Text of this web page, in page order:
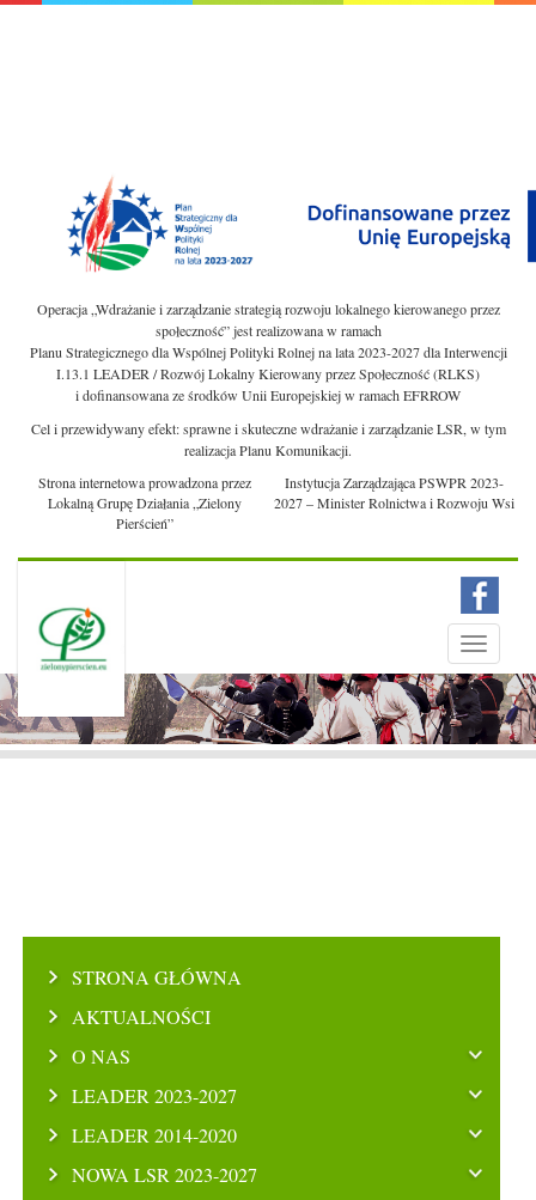
Operacja „Wdrażanie i zarządzanie strategią rozwoju lokalnego kierowanego przez
społeczność” jest realizowana w ramach
Planu Strategicznego dla Wspólnej Polityki Rolnej na lata 2023-2027 dla Interwencji
I.13.1 LEADER / Rozwój Lokalny Kierowany przez Społeczność (RLKS)
i dofinansowana ze środków Unii Europejskiej w ramach EFRROW
Cel i przewidywany efekt: sprawne i skuteczne wdrażanie i zarządzanie LSR, w tym
realizacja Planu Komunikacji.
Strona internetowa prowadzona przez
Lokalną Grupę Działania „Zielony
Pierścień”
Instytucja Zarządzająca PSWPR 2023-
2027 – Minister Rolnictwa i Rozwoju Wsi
Toggle
Menu
STRONA GŁÓWNA
AKTUALNOŚCI
O NAS
LEADER 2023-2027
LEADER 2014-2020
NOWA LSR 2023-2027